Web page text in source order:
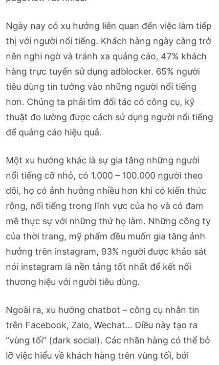
Ngày nay có xu hướng liên quan đến việc làm tiếp
thị với người nổi tiếng. Khách hàng ngày càng trở
nên nghi ngờ và tránh xa quảng cáo, 47% khách
hàng trực tuyến sử dụng adblocker. 65% người
tiêu dùng tin tưởng vào những người nổi tiếng
hơn. Chúng ta phải tìm đối tác có công cụ, kỹ
thuật đo lường được cách sử dụng người nổi tiếng
để quảng cáo hiệu quả.
Một xu hướng khác là sự gia tăng những người
nổi tiếng cỡ nhỏ, có 1.000 – 100.000 người theo
dõi, họ có ảnh hưởng nhiều hơn khi có kiến thức
rộng, nổi tiếng trong lĩnh vực của họ và có đam
mê thực sự với những thứ họ làm. Những công ty
của thời trang, mỹ phẩm đều muốn gia tăng ảnh
hưởng trên instagram, 93% người được khảo sát
nói instagram là nền tảng tốt nhất để kết nối
thương hiệu với người tiêu dùng.
Ngoài ra, xu hướng chatbot – công cụ nhắn tin
trên Facebook, Zalo, Wechat… Điều này tạo ra
“vùng tối” (dark social). Các nhãn hàng có thể bỏ
lỡ việc hiểu về khách hàng trên vùng tối, bởi